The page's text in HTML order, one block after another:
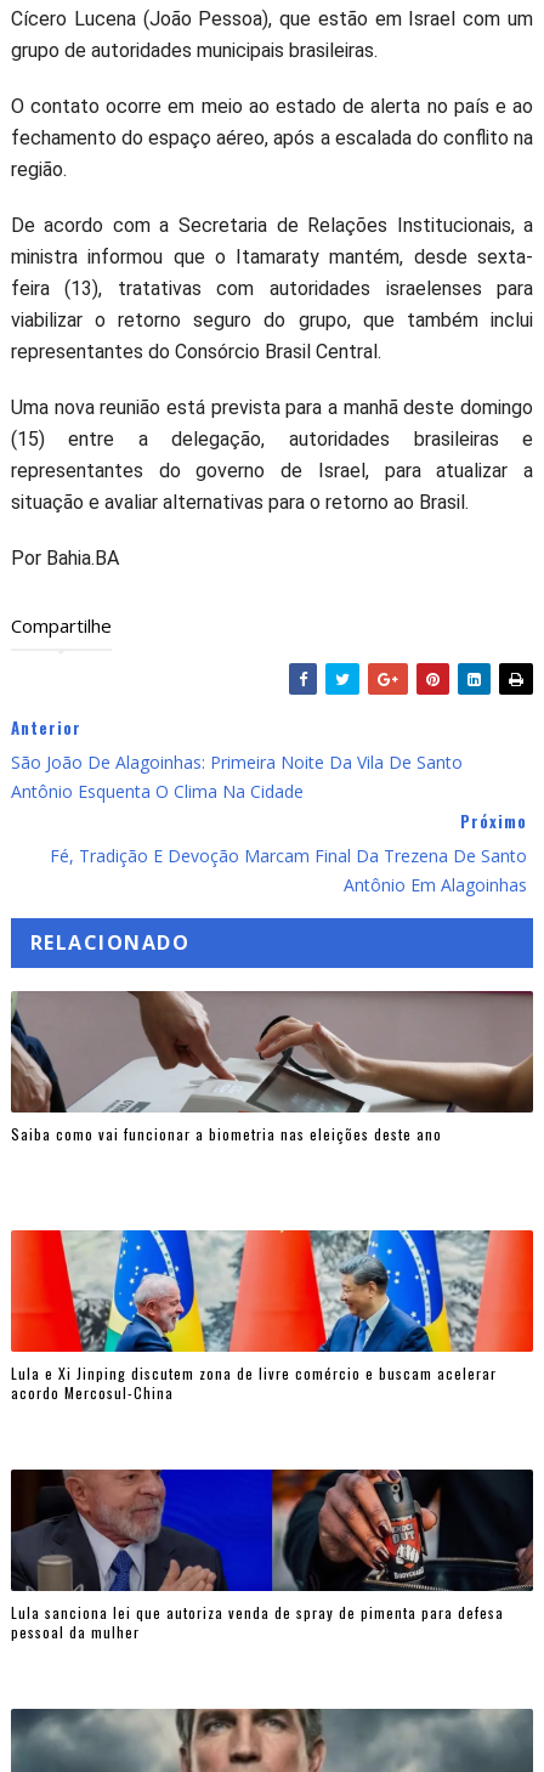
Cícero Lucena (João Pessoa), que estão em Israel com um
grupo de autoridades municipais brasileiras.
O contato ocorre em meio ao estado de alerta no país e ao
fechamento do espaço aéreo, após a escalada do conflito na
região.
De acordo com a Secretaria de Relações Institucionais, a
ministra informou que o Itamaraty mantém, desde sexta-
feira (13), tratativas com autoridades israelenses para
viabilizar o retorno seguro do grupo, que também inclui
representantes do Consórcio Brasil Central.
Uma nova reunião está prevista para a manhã deste domingo
(15) entre a delegação, autoridades brasileiras e
representantes do governo de Israel, para atualizar a
situação e avaliar alternativas para o retorno ao Brasil.
Por Bahia.BA
Compartilhe
Anterior
São João De Alagoinhas: Primeira Noite Da Vila De Santo
Antônio Esquenta O Clima Na Cidade
Próximo
Fé, Tradição E Devoção Marcam Final Da Trezena De Santo
Antônio Em Alagoinhas
RELACIONADO
Saiba como vai funcionar a biometria nas eleições deste ano
Lula e Xi Jinping discutem zona de livre comércio e buscam acelerar
acordo Mercosul-China
Lula sanciona lei que autoriza venda de spray de pimenta para defesa
pessoal da mulher